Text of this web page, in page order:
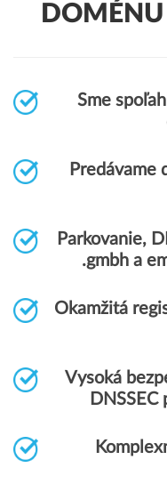
Sme
Predávame
Parkovanie,
.gmbh a
Okamžitá
Vysoká